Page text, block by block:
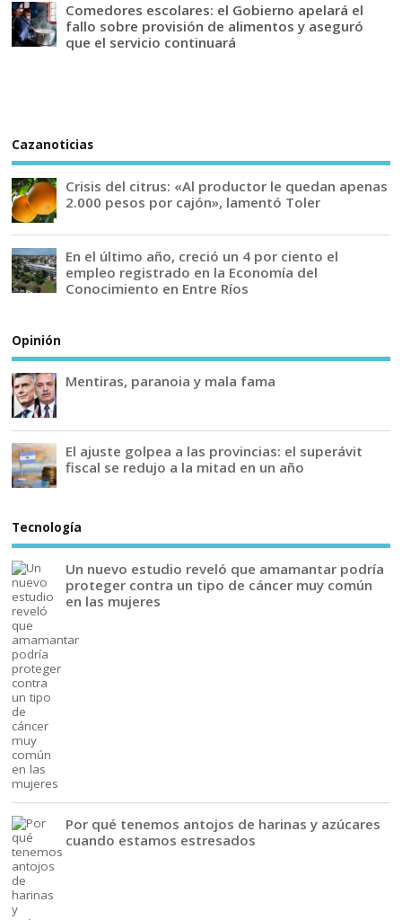
Comedores escolares: el Gobierno apelará el
fallo sobre provisión de alimentos y aseguró
que el servicio continuará
Cazanoticias
Crisis del citrus: «Al productor le quedan apenas
2.000 pesos por cajón», lamentó Toler
En el último año, creció un 4 por ciento el
empleo registrado en la Economía del
Conocimiento en Entre Ríos
Opinión
Mentiras, paranoia y mala fama
El ajuste golpea a las provincias: el superávit
fiscal se redujo a la mitad en un año
Tecnología
Un nuevo estudio reveló que amamantar podría
proteger contra un tipo de cáncer muy común
en las mujeres
Por qué tenemos antojos de harinas y azúcares
cuando estamos estresados